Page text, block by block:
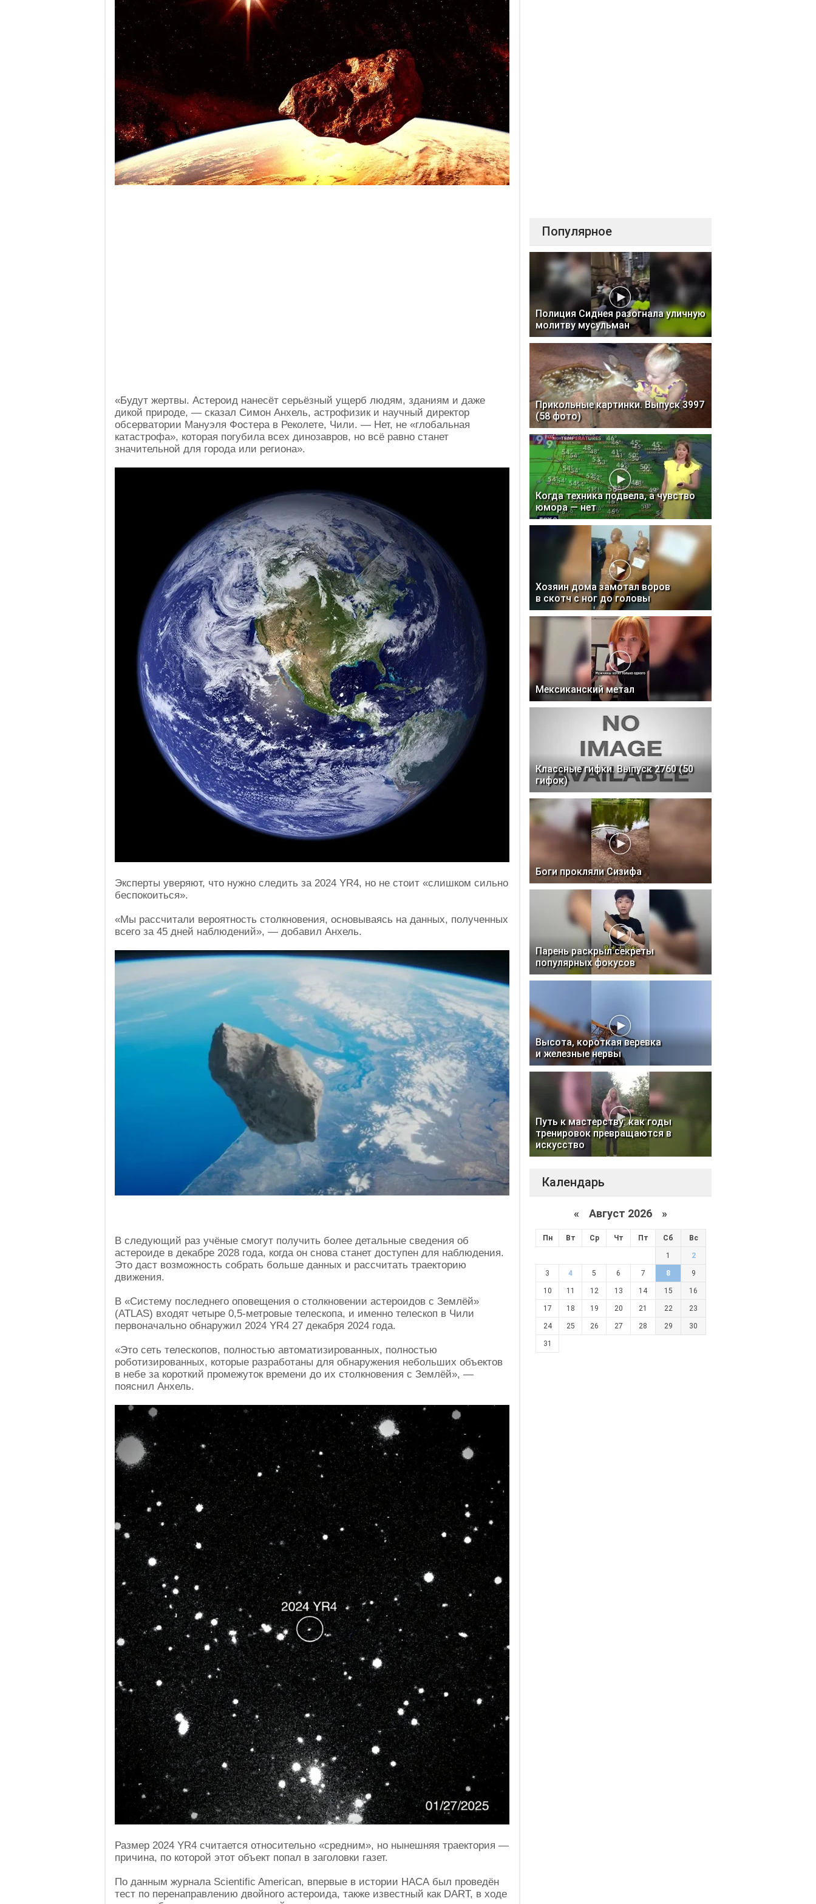
«Будут жертвы. Астероид нанесёт серьёзный ущерб людям, зданиям и даже
дикой природе, — сказал Симон Анхель, астрофизик и научный директор
обсерватории Мануэля Фостера в Реколете, Чили. — Нет, не «глобальная
катастрофа», которая погубила всех динозавров, но всё равно станет
значительной для города или региона».
Эксперты уверяют, что нужно следить за 2024 YR4, но не стоит «слишком сильно
беспокоиться».
«Мы рассчитали вероятность столкновения, основываясь на данных, полученных
всего за 45 дней наблюдений», — добавил Анхель.
В следующий раз учёные смогут получить более детальные сведения об
астероиде в декабре 2028 года, когда он снова станет доступен для наблюдения.
Это даст возможность собрать больше данных и рассчитать траекторию
движения.
В «Систему последнего оповещения о столкновении астероидов с Землёй»
(ATLAS) входят четыре 0,5-метровые телескопа, и именно телескоп в Чили
первоначально обнаружил 2024 YR4 27 декабря 2024 года.
«Это сеть телескопов, полностью автоматизированных, полностью
роботизированных, которые разработаны для обнаружения небольших объектов
в небе за короткий промежуток времени до их столкновения с Землёй», —
пояснил Анхель.
Размер 2024 YR4 считается относительно «средним», но нынешняя траектория —
причина, по которой этот объект попал в заголовки газет.
По данным журнала Scientific American, впервые в истории НАСА был проведён
тест по перенаправлению двойного астероида, также известный как DART, в ходе
Популярное
Полиция Сиднея разогнала уличную
молитву мусульман
Прикольные картинки. Выпуск 3997
(58 фото)
Когда техника подвела, а чувство
юмора — нет
Хозяин дома замотал воров
в скотч с ног до головы
Мексиканский метал
Классные гифки. Выпуск 2760 (50
гифок)
Боги прокляли Сизифа
Парень раскрыл секреты
популярных фокусов
Высота, короткая веревка
и железные нервы
Путь к мастерству: как годы
тренировок превращаются в
искусство
Календарь
« Август 2026 »
Пн Вт Ср Чт Пт Сб Вс
1 2
3 4 5 6 7 8 9
10 11 12 13 14 15 16
17 18 19 20 21 22 23
24 25 26 27 28 29 30
31